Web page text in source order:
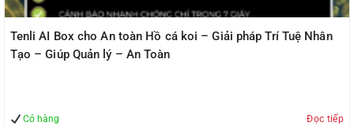
Tenli AI Box cho An toàn Hồ cá koi – Giải pháp Trí Tuệ Nhân
Tạo – Giúp Quản lý – An Toàn
Có hàng Đọc tiếp